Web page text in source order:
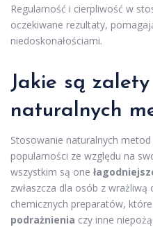
Regularność i cierpliwość w
oczekiwane rezultaty,
niedoskonałościami.
Jakie są
naturalnych
Stosowanie naturalnych
popularności ze względu na
wszystkim są one
zwłaszcza dla osób z
chemicznych preparatów,
podrażnienia czy inne